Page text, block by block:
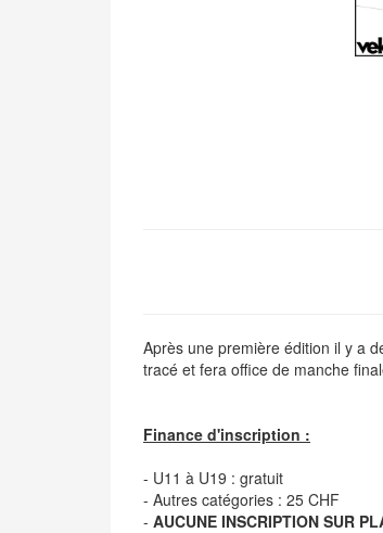
Après une première édition il y a
tracé et fera office de manche
Finance d'inscription :
- U11 à U19 : gratuit
- Autres catégories : 25 CHF
- AUCUNE INSCRIPTION SUR